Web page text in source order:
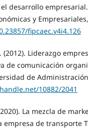
desarrollo
y
fipcaec.v4i4.126
(2012). Liderazgo
de comunicación
de
10882/2041
La mezcla de
empresa de transporte